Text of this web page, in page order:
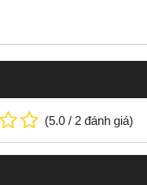
(5.0 / 2 đánh giá)